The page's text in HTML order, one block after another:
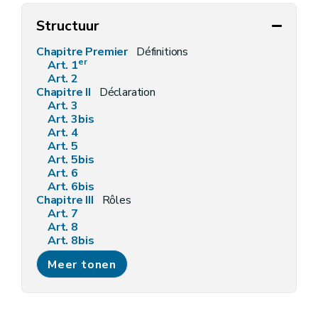
Structuur
Chapitre Premier Définitions
Art. 1er
Art.2
Chapitre II
Déclaration
Art. 3
Art. 3bis
Art. 4
Art. 5
Art. 5bis
Art. 6
Art. 6bis
Chapitre III
Rôles
Art. 7
Art. 8
Art. 8bis
Chapitre IV Voies de recours
Art. 9
Chapitre V Intérêts
Meer tonen